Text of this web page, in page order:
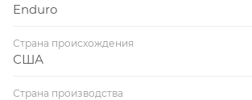
Enduro
Страна происхождения
США
Страна производства